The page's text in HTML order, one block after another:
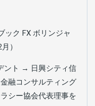
ック FX ボリンジャ
）
ント → 日興シティ信
融コンサルティング
シー協会代表理事を